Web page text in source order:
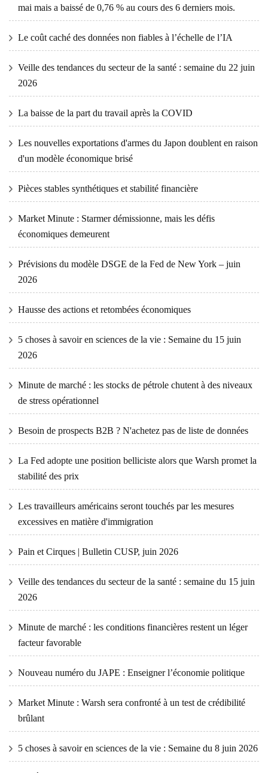
mai mais a baissé de 0,76 % au cours des 6 derniers mois.
Le coût caché des données non fiables à l’échelle de l’IA
Veille des tendances du secteur de la santé : semaine du 22 juin
2026
La baisse de la part du travail après la COVID
Les nouvelles exportations d'armes du Japon doublent en raison
d'un modèle économique brisé
Pièces stables synthétiques et stabilité financière
Market Minute : Starmer démissionne, mais les défis
économiques demeurent
Prévisions du modèle DSGE de la Fed de New York – juin
2026
Hausse des actions et retombées économiques
5 choses à savoir en sciences de la vie : Semaine du 15 juin
2026
Minute de marché : les stocks de pétrole chutent à des niveaux
de stress opérationnel
Besoin de prospects B2B ? N'achetez pas de liste de données
La Fed adopte une position belliciste alors que Warsh promet la
stabilité des prix
Les travailleurs américains seront touchés par les mesures
excessives en matière d'immigration
Pain et Cirques | Bulletin CUSP, juin 2026
Veille des tendances du secteur de la santé : semaine du 15 juin
2026
Minute de marché : les conditions financières restent un léger
facteur favorable
Nouveau numéro du JAPE : Enseigner l’économie politique
Market Minute : Warsh sera confronté à un test de crédibilité
brûlant
5 choses à savoir en sciences de la vie : Semaine du 8 juin 2026